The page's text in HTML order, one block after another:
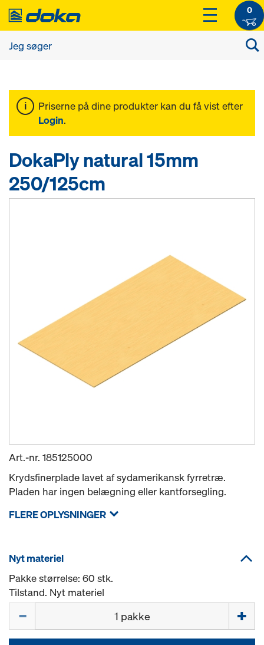
0
Priserne på dine produkter kan du få vist efter
Login.
DokaPly natural 15mm
250/125cm
Art.-nr. 185125000
Krydsfinerplade lavet af sydamerikansk fyrretræ.
Pladen har ingen belægning eller kantforsegling.
FLERE OPLYSNINGER
Nyt materiel
Pakke størrelse: 60 stk.
Tilstand. Nyt materiel